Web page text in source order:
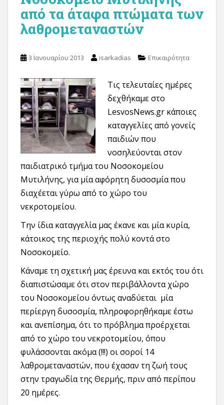
από τα άταφα πτώματα των
λαθρομεταναστών
3 Ιανουαρίου 2013 isarkadias Επικαιρότητα
Τις τελευταίες ημέρες
δεχθήκαμε στο
LesvosNews.gr κάποιες
καταγγελίες από γονείς
παιδιών που
νοσηλεύονται στον
παιδιατρικό τμήμα του Νοσοκομείου
Μυτιλήνης, για μία αφόρητη δυσοσμία που
διαχέεται γύρω από το χώρο του
νεκροτομείου.
Την ίδια καταγγελία μας έκανε και μία κυρία,
κάτοικος της περιοχής πολύ κοντά στο
Νοσοκομείο.
Κάναμε τη σχετική μας έρευνα και εκτός του ότι
διαπιστώσαμε ότι στον περιβάλλοντα χώρο
του Νοσοκομείου όντως αναδύεται μία
περίεργη δυσοσμία, πληροφορηθήκαμε έστω
και ανεπίσημα, ότι το πρόβλημα προέρχεται
από το χώρο του νεκροτομείου, όπου
φυλάσσονται ακόμα (!!!) οι σοροί 14
λαθρομεταναστών, που έχασαν τη ζωή τους
στην τραγωδία της Θερμής, πριν από περίπου
20 ημέρες.